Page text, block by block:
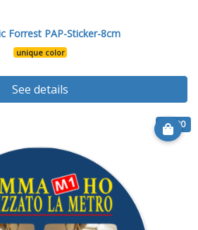
Forrest PAP-Sticker-8cm
unique color
See details
€ 6.90